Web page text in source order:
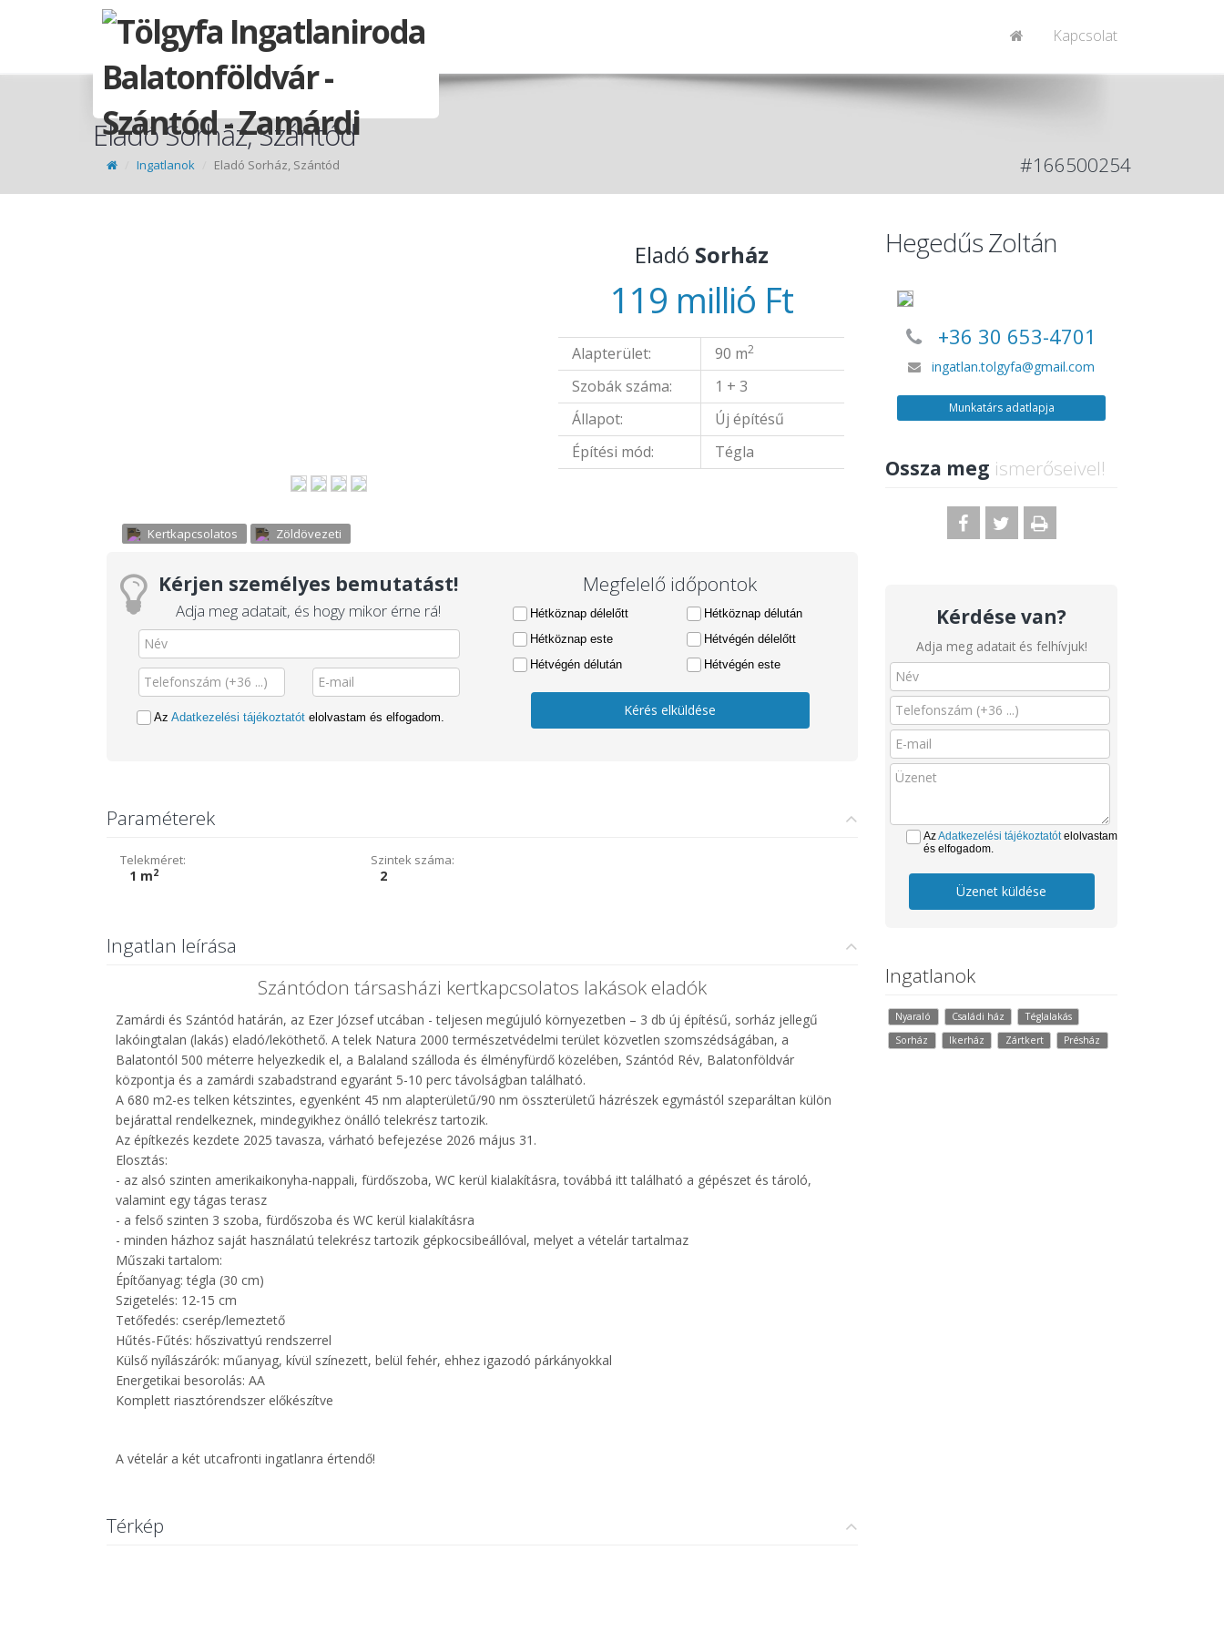
Kapcsolat
Eladó Sorház, Szántód
Ingatlanok Eladó Sorház, Szántód #166500254
Eladó Sorház
119 millió Ft
Alapterület: 90 m2
Szobák száma:
1 + 3
Állapot:
Új építésű
Építési mód:
Tégla
Kertkapcsolatos Zöldövezeti
Kérjen személyes bemutatást!
Adja meg adatait, és hogy mikor érne rá!
Az Adatkezelési tájékoztatót elolvastam és elfogadom.
Megfelelő időpontok
Hétköznap délelőtt
Hétköznap délután
Hétköznap este
Hétvégén délelőtt
Hétvégén délután
Hétvégén este
Kérés elküldése
Paraméterek
Telekméret:
1 m2
Szintek száma:
2
Ingatlan leírása
Szántódon társasházi kertkapcsolatos lakások eladók
Zamárdi és Szántód határán, az Ezer József utcában - teljesen megújuló környezetben – 3 db új építésű, sorház jellegű
lakóingtalan (lakás) eladó/leköthető. A telek Natura 2000 természetvédelmi terület közvetlen szomszédságában, a
Balatontól 500 méterre helyezkedik el, a Balaland szálloda és élményfürdő közelében, Szántód Rév, Balatonföldvár
központja és a zamárdi szabadstrand egyaránt 5-10 perc távolságban található.
A 680 m2-es telken kétszintes, egyenként 45 nm alapterületű/90 nm összterületű házrészek egymástól szeparáltan külön
bejárattal rendelkeznek, mindegyikhez önálló telekrész tartozik.
Az építkezés kezdete 2025 tavasza, várható befejezése 2026 május 31.
Elosztás:
- az alsó szinten amerikaikonyha-nappali, fürdőszoba, WC kerül kialakításra, továbbá itt található a gépészet és tároló,
valamint egy tágas terasz
- a felső szinten 3 szoba, fürdőszoba és WC kerül kialakításra
- minden házhoz saját használatú telekrész tartozik gépkocsibeállóval, melyet a vételár tartalmaz
Műszaki tartalom:
Építőanyag: tégla (30 cm)
Szigetelés: 12-15 cm
Tetőfedés: cserép/lemeztető
Hűtés-Fűtés: hőszivattyú rendszerrel
Külső nyílászárók: műanyag, kívül színezett, belül fehér, ehhez igazodó párkányokkal
Energetikai besorolás: AA
Komplett riasztórendszer előkészítve
A vételár a két utcafronti ingatlanra értendő!
Térkép
Hegedűs Zoltán
+36 30 653-4701
ingatlan.tolgyfa@gmail.com
Munkatárs adatlapja
Ossza meg ismerőseivel!
Kérdése van?
Adja meg adatait és felhívjuk!
AzAdatkezelési tájékoztatótelolvastam
és elfogadom.
Üzenet küldése
Ingatlanok
Nyaraló Családi ház
Téglalakás
Sorház
Ikerház Zártkert Présház